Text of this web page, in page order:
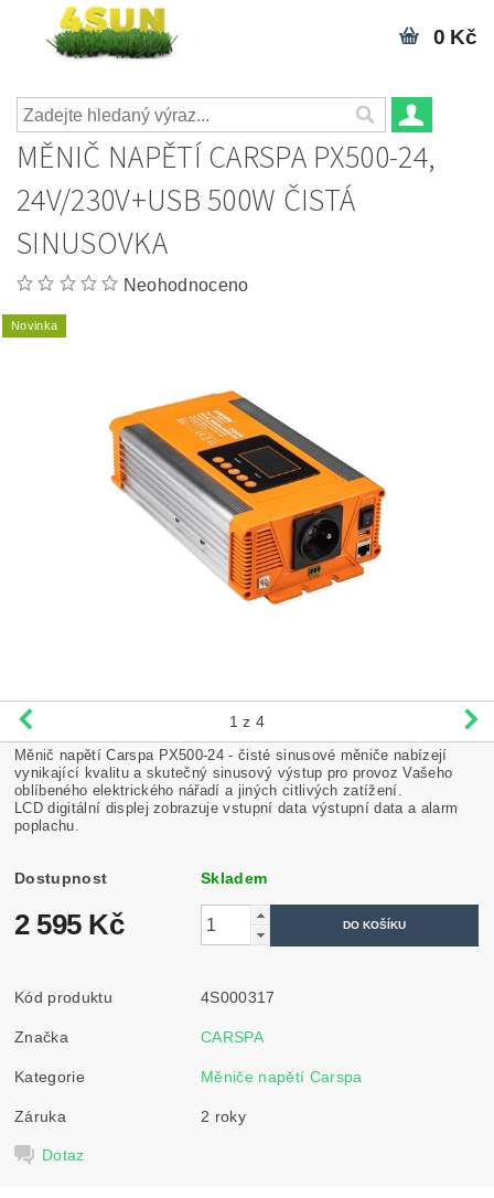
0 Kč
MĚNIČ NAPĚTÍ CARSPA PX500-24,
24V/230V+USB 500W ČISTÁ
SINUSOVKA
Neohodnoceno
Novinka
1 z 4
Měnič napětí Carspa PX500-24 - čisté sinusové měniče nabízejí
vynikající kvalitu a skutečný sinusový výstup pro provoz Vašeho
oblíbeného elektrického nářadí a jiných citlivých zatížení.
LCD digitální displej zobrazuje vstupní data výstupní data a alarm
poplachu.
Dostupnost Skladem
2 595 Kč
Kód produktu 4S000317
Značka CARSPA
Kategorie Měniče napětí Carspa
Záruka 2 roky
Dotaz